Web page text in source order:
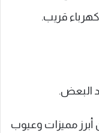
قريب.
البعض.
مميزات وعيوب